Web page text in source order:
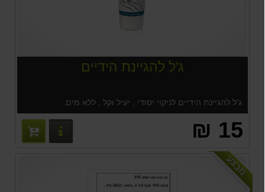
ג'ל להגיינת הידיים
ג'ל להגיינת הידיים לניקוי יסודי , יעיל וקל , ללא מים.
15 ₪ פרטים
מבצע